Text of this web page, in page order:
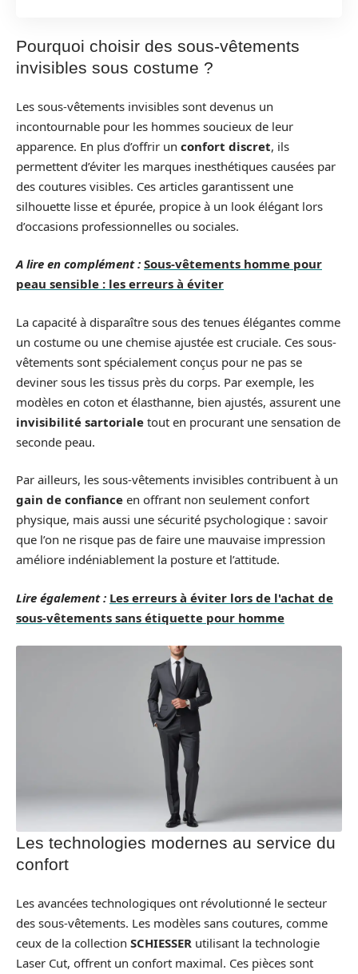
Pourquoi choisir des sous-vêtements
invisibles sous costume ?
Les sous-vêtements invisibles sont devenus un
incontournable pour les hommes soucieux de leur
apparence. En plus d’offrir un confort discret, ils
permettent d’éviter les marques inesthétiques causées par
des coutures visibles. Ces articles garantissent une
silhouette lisse et épurée, propice à un look élégant lors
d’occasions professionnelles ou sociales.
A lire en complément : Sous-vêtements homme pour
peau sensible : les erreurs à éviter
La capacité à disparaître sous des tenues élégantes comme
un costume ou une chemise ajustée est cruciale. Ces sous-
vêtements sont spécialement conçus pour ne pas se
deviner sous les tissus près du corps. Par exemple, les
modèles en coton et élasthanne, bien ajustés, assurent une
invisibilité sartoriale tout en procurant une sensation de
seconde peau.
Par ailleurs, les sous-vêtements invisibles contribuent à un
gain de confiance en offrant non seulement confort
physique, mais aussi une sécurité psychologique : savoir
que l’on ne risque pas de faire une mauvaise impression
améliore indéniablement la posture et l’attitude.
Lire également : Les erreurs à éviter lors de l'achat de
sous-vêtements sans étiquette pour homme
Les technologies modernes au service du
confort
Les avancées technologiques ont révolutionné le secteur
des sous-vêtements. Les modèles sans coutures, comme
ceux de la collection SCHIESSER utilisant la technologie
Laser Cut, offrent un confort maximal. Ces pièces sont